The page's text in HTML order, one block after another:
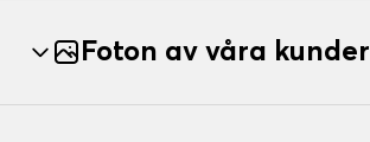
Foton av våra kunder